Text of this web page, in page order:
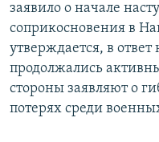
заявило о начале
соприкосновения в
утверждается, в
продолжались
стороны заявляют о
потерях среди